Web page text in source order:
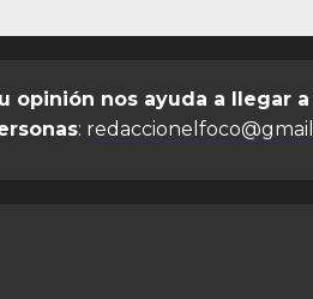
opinión nos ayuda a llegar a
: